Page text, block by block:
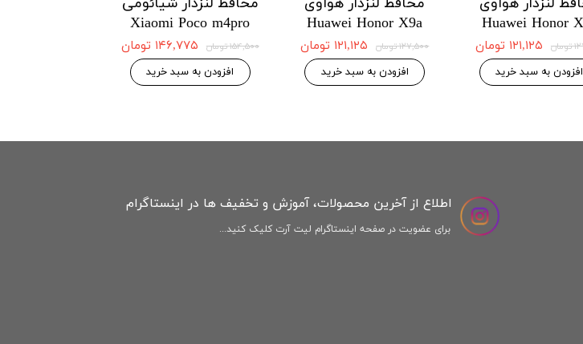
Xiaomi Poco m4pro
۱۵۴,۵۰۰ تومان ۱۴۶,۷۷۵ تومان
افزودن به سبد خرید
Huawei Honor X9a
۱۲۷,۵۰۰ تومان ۱۲۱,۱۲۵ تومان
افزودن به سبد خرید
Huawei Honor
۱۲۱,۱۲۵ تومان
افزودن به سبد خرید
اطلاع از آخرین محصولات، آموزش و تخفیف ها در اینستاگرام
برای عضویت در صفحه اینستاگرام لیت آرت کلیک کنید...